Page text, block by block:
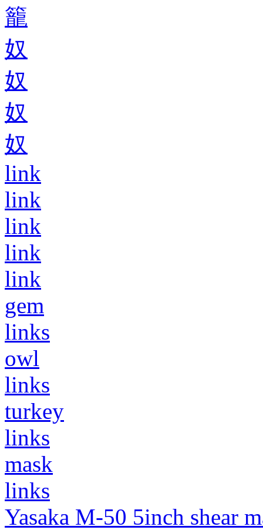
籠
奴
奴
奴
奴
link
link
link
link
link
gem
links
owl
links
turkey
links
mask
links
Yasaka M-50 5inch shear